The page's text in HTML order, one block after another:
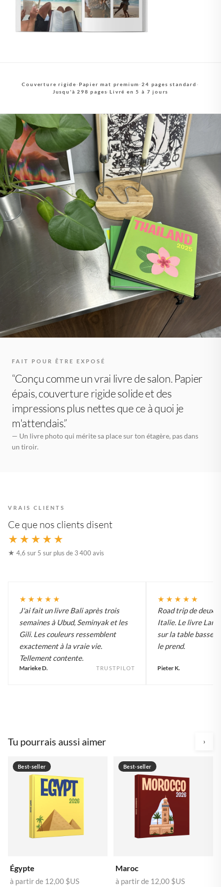
Couverture rigide · Papier mat premium ·24 pages standard ·
Jusqu'à 298 pages·Livré en 5 à 7 jours
FAIT POUR ÊTRE EXPOSÉ
“Conçu comme un vrai livre de salon. Papier
épais, couverture rigide solide et des
impressions plus nettes que ce à quoi je
m'attendais.”
— Un livre photo qui mérite sa place sur ton étagère, pas dans
un tiroir.
VRAIS CLIENTS
Ce que nos clients disent
★★★★★
★ 4,6 sur 5 sur plus de 3 400 avis
★★★★★
J'ai fait un livre Bali après trois
semaines à Ubud, Seminyak et les
Gili. Les couleurs ressemblent
exactement à la vraie vie.
Tellement contente.
Marieke D. TRUSTPILOT
★★★★★
Road trip de deux
Italie. Le livre
sur la table basse
le prend.
Pieter K.
Tu pourrais aussi aimer ›
Best-seller
Égypte
à partir de 12,00 $US
Best-seller
Maroc
à partir de 12,00 $US